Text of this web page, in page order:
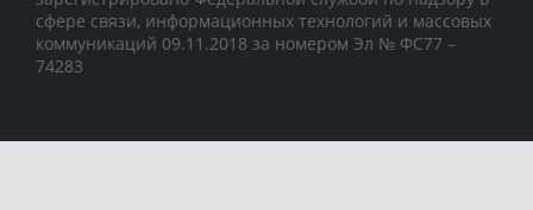
сфере связи, информационных технологий и массовых
коммуникаций 09.11.2018 за номером Эл № ФС77 –
74283